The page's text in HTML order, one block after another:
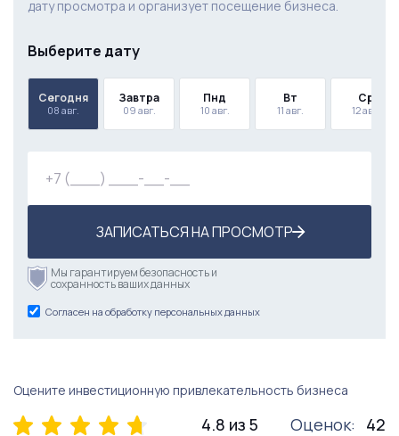
дату просмотра и организует посещение бизнеса.
Выберите дату
Сегодня
08 авг.
Завтра
09 авг.
Пнд
10 авг.
Вт
11 авг.
Ср
12 авг.
ЗАПИСАТЬСЯ НА ПРОСМОТР
Мы гарантируем безопасность и
сохранность ваших данных
Согласен на обработку персональных данных
Оцените инвестиционную привлекательность бизнеса
4.8 из 5 Оценок: 42